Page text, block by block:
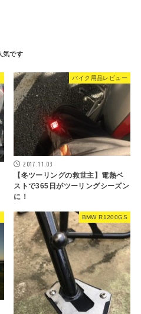
バイク用品レビュー
2017.11.03
【冬ツーリングの救世主】電熱ベ
ストで365日がツーリングシーズン
に！
BMW R1200GS